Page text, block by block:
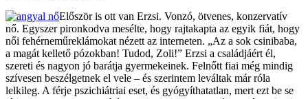
Először is ott van Erzsi. Vonzó, ötvenes, konzervatív
nő. Egyszer pironkodva mesélte, hogy rajtakapta az egyik fiát, hogy
női fehérneműreklámokat nézett az interneten. „Az a sok csinibaba,
a magát kellető pózokban! Tudod, Zoli!” Erzsi a családjáért él,
szereti és nagyon jó barátja gyermekeinek. Felnőtt fiai még mindig
szívesen beszélgetnek el vele – és szerintem leváltak már róla
lelkileg. A férje pszichiátriai eset, és gyógyíthatatlan, mert ezt be se